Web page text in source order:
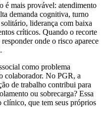
é mais provável: atendimento
demanda cognitiva, turno
liderança com baixa
críticos. Quando o recorte
onde o risco aparece
como problema
colaborador. No PGR, a
de trabalho contribui para
ou sobrecarga? Essa
clínico, que tem seus próprios